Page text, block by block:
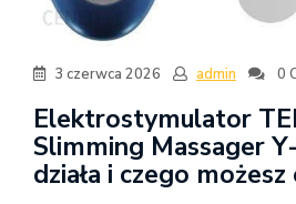
3 czerwca 2026 admin 0
Elektrostymulator
Slimming Massager
działa i czego